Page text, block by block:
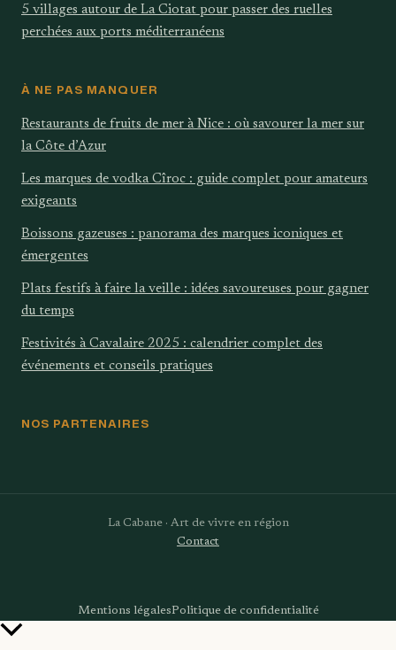
5 villages autour de La Ciotat pour passer des ruelles
perchées aux ports méditerranéens
À NE PAS MANQUER
Restaurants de fruits de mer à Nice : où savourer la mer sur
la Côte d’Azur
Les marques de vodka Cîroc : guide complet pour amateurs
exigeants
Boissons gazeuses : panorama des marques iconiques et
émergentes
Plats festifs à faire la veille : idées savoureuses pour gagner
du temps
Festivités à Cavalaire 2025 : calendrier complet des
événements et conseils pratiques
NOS PARTENAIRES
La Cabane · Art de vivre en région
Contact
Mentions légalesPolitique de confidentialité